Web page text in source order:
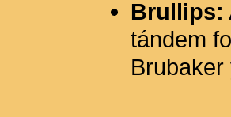
Brullips:
tándem
Brubaker